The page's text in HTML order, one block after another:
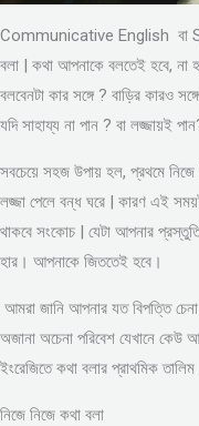
Communicative English বা
বলা | কথা আপনাকে বলতেই হবে, না
বলবেনটা কার সঙ্গে ? বাড়ির কারও
যদি সাহায্য না পান ? বা লজ্জায়ই
সবচেয়ে সহজ উপায় হল, প্রথমে নিজে
লজ্জা পেলে বন্ধ ঘরে | কারণ এই
থাকবে সংকোচ | যেটা আপনার
হার। আপনাকে জিততেই হবে।
আমরা জানি আপনার যত বিপত্তি
অজানা অচেনা পরিবেশ যেখানে কেউ
ইংরেজিতে কথা বলার প্রাথমিক তালিম
নিজে নিজে কথা বলা